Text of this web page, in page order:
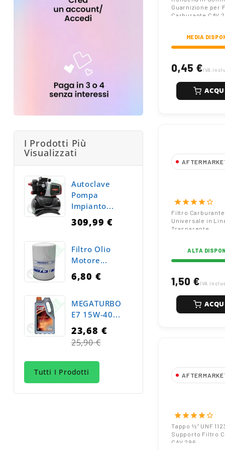
I Prodotti Più
Visualizzati
Autoclave
Pompa
Impianto...
309,99 €
Filtro Olio
Motore...
6,80 €
MEGATURBO
E7 15W-40...
23,68 €
Prezzo
25,90 €
Tutti I Prodotti
Guarnizione per
Carburante CAV
MEDIA
0,45 €IVA
Plastica
starstarstarstarstar_border
Filtro Carburante
Universale in
Trasparente
ALTA
1,50 €IVA
Carburante
starstarstarstarstar_border
Tappo ½” UNF
Supporto Filtro
CAV 296